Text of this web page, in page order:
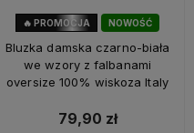
NOWOŚĆ
🔥 PROMOCJA
Bluzka damska czarno-biała
we wzory z falbanami
oversize 100% wiskoza Italy
79,90 zł